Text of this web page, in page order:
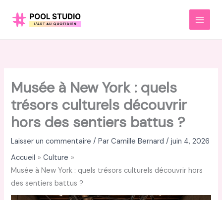
MAIN
Musée à New York : quels
trésors culturels découvrir
hors des sentiers battus ?
Laisser un commentaire / ParCamille Bernard/juin 4, 2026
Accueil
Culture
Musée à New York : quels trésors culturels découvrir hors
des sentiers battus ?